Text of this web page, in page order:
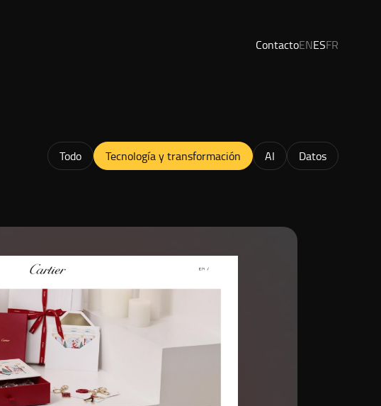
ContactoENESFR
Todo Tecnología y transformación AI Datos